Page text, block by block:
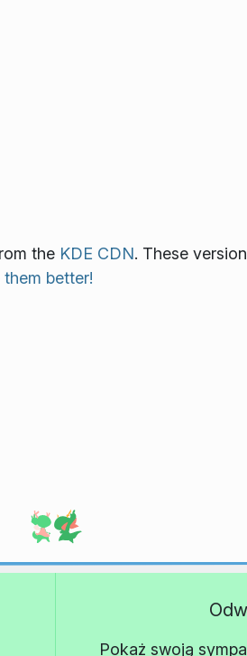
the KDE CDN. These
better!
Pokaż swoją